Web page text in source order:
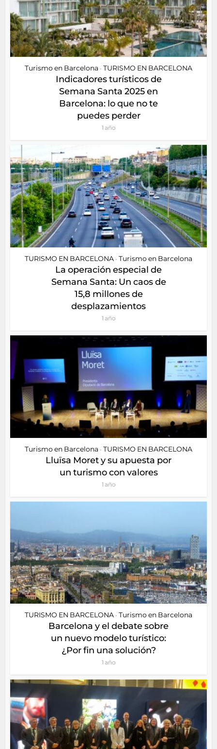
Turismo en Barcelona • TURISMO EN BARCELONA
Indicadores turísticos de
Semana Santa 2025 en
Barcelona: lo que no te
puedes perder
1 año
TURISMO EN BARCELONA • Turismo en Barcelona
La operación especial de
Semana Santa: Un caos de
15,8 millones de
desplazamientos
1 año
Turismo en Barcelona • TURISMO EN BARCELONA
Lluïsa Moret y su apuesta por
un turismo con valores
1 año
TURISMO EN BARCELONA • Turismo en Barcelona
Barcelona y el debate sobre
un nuevo modelo turístico:
¿Por fin una solución?
1 año